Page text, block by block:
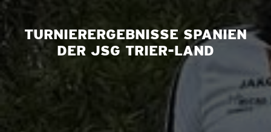
TURNIERERGEBNISSE SPANIEN
DER JSG TRIER-LAND